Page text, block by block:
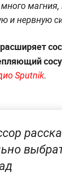
и нервную
Sputnik.